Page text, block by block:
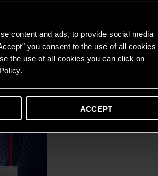
content and ads, to provide social media
you consent to the use of all cookies
the use of all cookies you can click on
ACCEPT